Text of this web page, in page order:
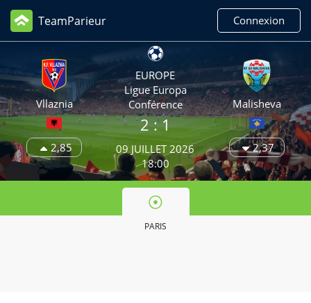
TeamParieur Connexion
Vllaznia
2,85
EUROPE
Ligue Europa
Conférence
2 : 1
09 JUILLET 2026
18:00
Malisheva
2,37
PARIS